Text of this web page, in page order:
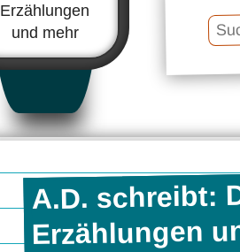
Erzählungen
und mehr
A.D. schreibt:
Erzählungen